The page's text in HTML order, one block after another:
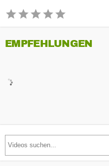
EMPFEHLUNGEN